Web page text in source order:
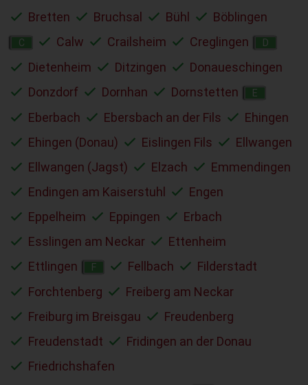
Bretten
Bruchsal Bühl Böblingen
C Calw Crailsheim Creglingen D
Dietenheim Ditzingen
Donaueschingen
Donzdorf
Dornhan Dornstetten E
Eberbach Ebersbach an der Fils
Ehingen
Ehingen (Donau)
Eislingen Fils
Ellwangen
Ellwangen (Jagst)
Elzach
Emmendingen
Endingen am Kaiserstuhl
Engen
Eppelheim
Eppingen
Erbach
Esslingen am Neckar
Ettenheim
Ettlingen
F Fellbach
Filderstadt
Forchtenberg
Freiberg am Neckar
Freiburg im Breisgau
Freudenberg
Freudenstadt
Fridingen an der Donau
Friedrichshafen